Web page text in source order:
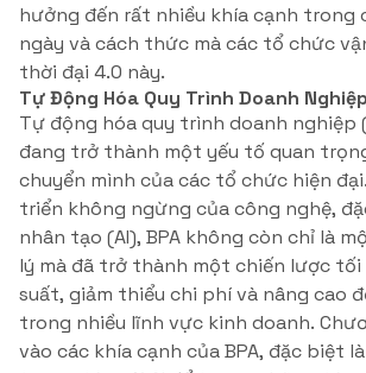
hưởng đến rất nhiều khía cạnh trong
ngày và cách thức mà các tổ chức
thời đại 4.0 này.
Tự Động Hóa Quy Trình Doanh Nghiệp
Tự động hóa quy trình doanh nghiệp
đang trở thành một yếu tố quan
chuyển mình của các tổ chức hiện
triển không ngừng của công nghệ,
nhân tạo (AI), BPA không còn chỉ là
lý mà đã trở thành một chiến lược tối
suất, giảm thiểu chi phí và nâng cao
trong nhiều lĩnh vực kinh doanh.
vào các khía cạnh của BPA, đặc biệt